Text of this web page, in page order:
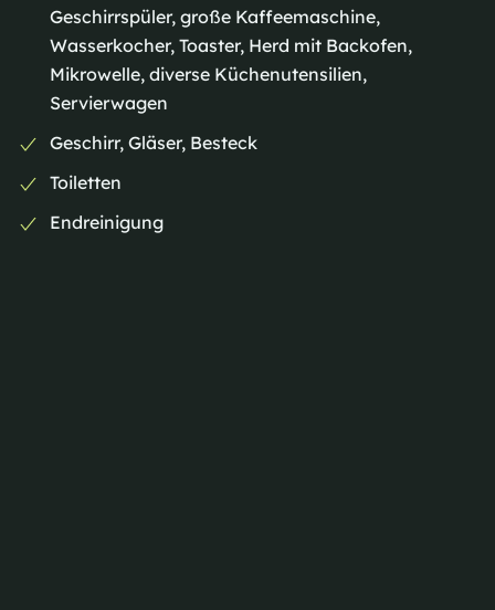
Geschirrspüler, große Kaffeemaschine,
Wasserkocher, Toaster, Herd mit Backofen,
Mikrowelle, diverse Küchenutensilien,
Servierwagen
Geschirr, Gläser, Besteck
Toiletten
Endreinigung